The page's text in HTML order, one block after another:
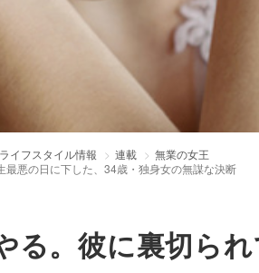
イフスタイル情報 連載
無業の女王
悪の日に下した、34歳・独身女の無謀な決断
る。彼に裏切ら